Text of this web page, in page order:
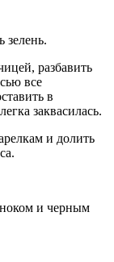
зелень.
разбавить
все
в
заквасилась.
и долить
и черным